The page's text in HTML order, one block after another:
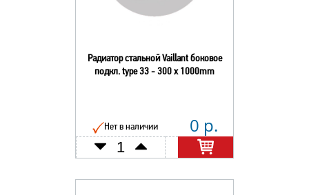
Радиатор стальной Vaillant боковое
подкл. type 33 - 300 x 1000mm
Нет в наличии 0 р.